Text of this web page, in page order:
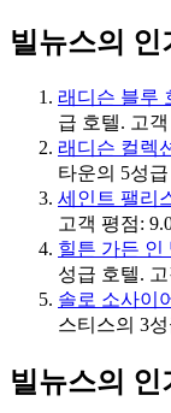
빌뉴스의 인
래디슨 블루
급 호텔. 고
래디슨 컬렉
타운의 5성
세인트 팰리
고객 평점:
힐튼 가든 인
성급 호텔.
솔로 소사이
스티스의 3
빌뉴스의 인